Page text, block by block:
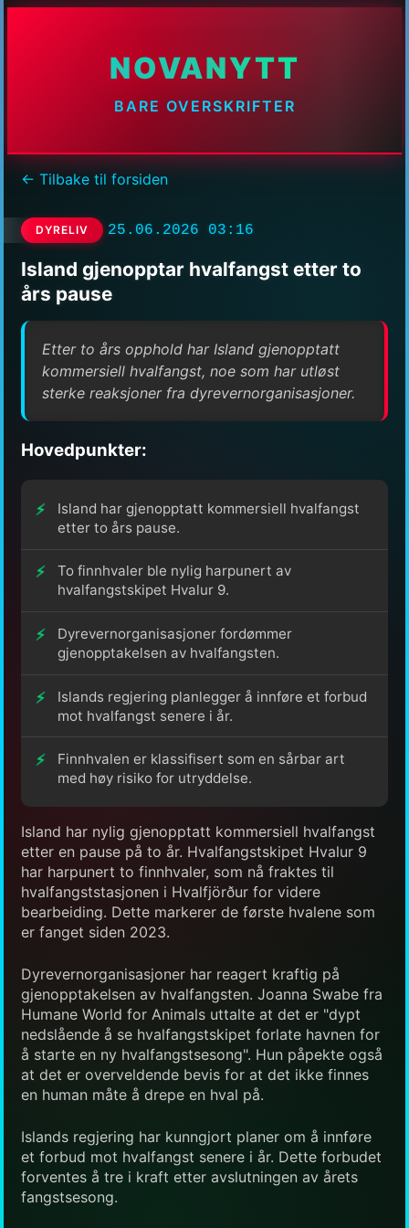
NOVANYTT
BARE OVERSKRIFTER
← Tilbake til forsiden
DYRELIV 25.06.2026 03:16
Island gjenopptar hvalfangst etter to
års pause
Etter to års opphold har Island gjenopptatt
kommersiell hvalfangst, noe som har utløst
sterke reaksjoner fra dyrevernorganisasjoner.
Hovedpunkter:
Island har gjenopptatt kommersiell hvalfangst
etter to års pause.
To finnhvaler ble nylig harpunert av
hvalfangstskipet Hvalur 9.
Dyrevernorganisasjoner fordømmer
gjenopptakelsen av hvalfangsten.
Islands regjering planlegger å innføre et forbud
mot hvalfangst senere i år.
Finnhvalen er klassifisert som en sårbar art
med høy risiko for utryddelse.
Island har nylig gjenopptatt kommersiell hvalfangst
etter en pause på to år. Hvalfangstskipet Hvalur 9
har harpunert to finnhvaler, som nå fraktes til
hvalfangststasjonen i Hvalfjörður for videre
bearbeiding. Dette markerer de første hvalene som
er fanget siden 2023.
Dyrevernorganisasjoner har reagert kraftig på
gjenopptakelsen av hvalfangsten. Joanna Swabe fra
Humane World for Animals uttalte at det er "dypt
nedslående å se hvalfangstskipet forlate havnen for
å starte en ny hvalfangstsesong". Hun påpekte også
at det er overveldende bevis for at det ikke finnes
en human måte å drepe en hval på.
Islands regjering har kunngjort planer om å innføre
et forbud mot hvalfangst senere i år. Dette forbudet
forventes å tre i kraft etter avslutningen av årets
fangstsesong.